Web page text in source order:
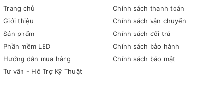
Trang chủ
Giới thiệu
Sản phẩm
Phần mềm LED
Hướng dẫn mua hàng
Tư vấn - Hỗ Trợ Kỹ Thuật
Chính sách thanh toán
Chính sách vận chuyển
Chính sách đổi trả
Chính sách bảo hành
Chính sách bảo mật